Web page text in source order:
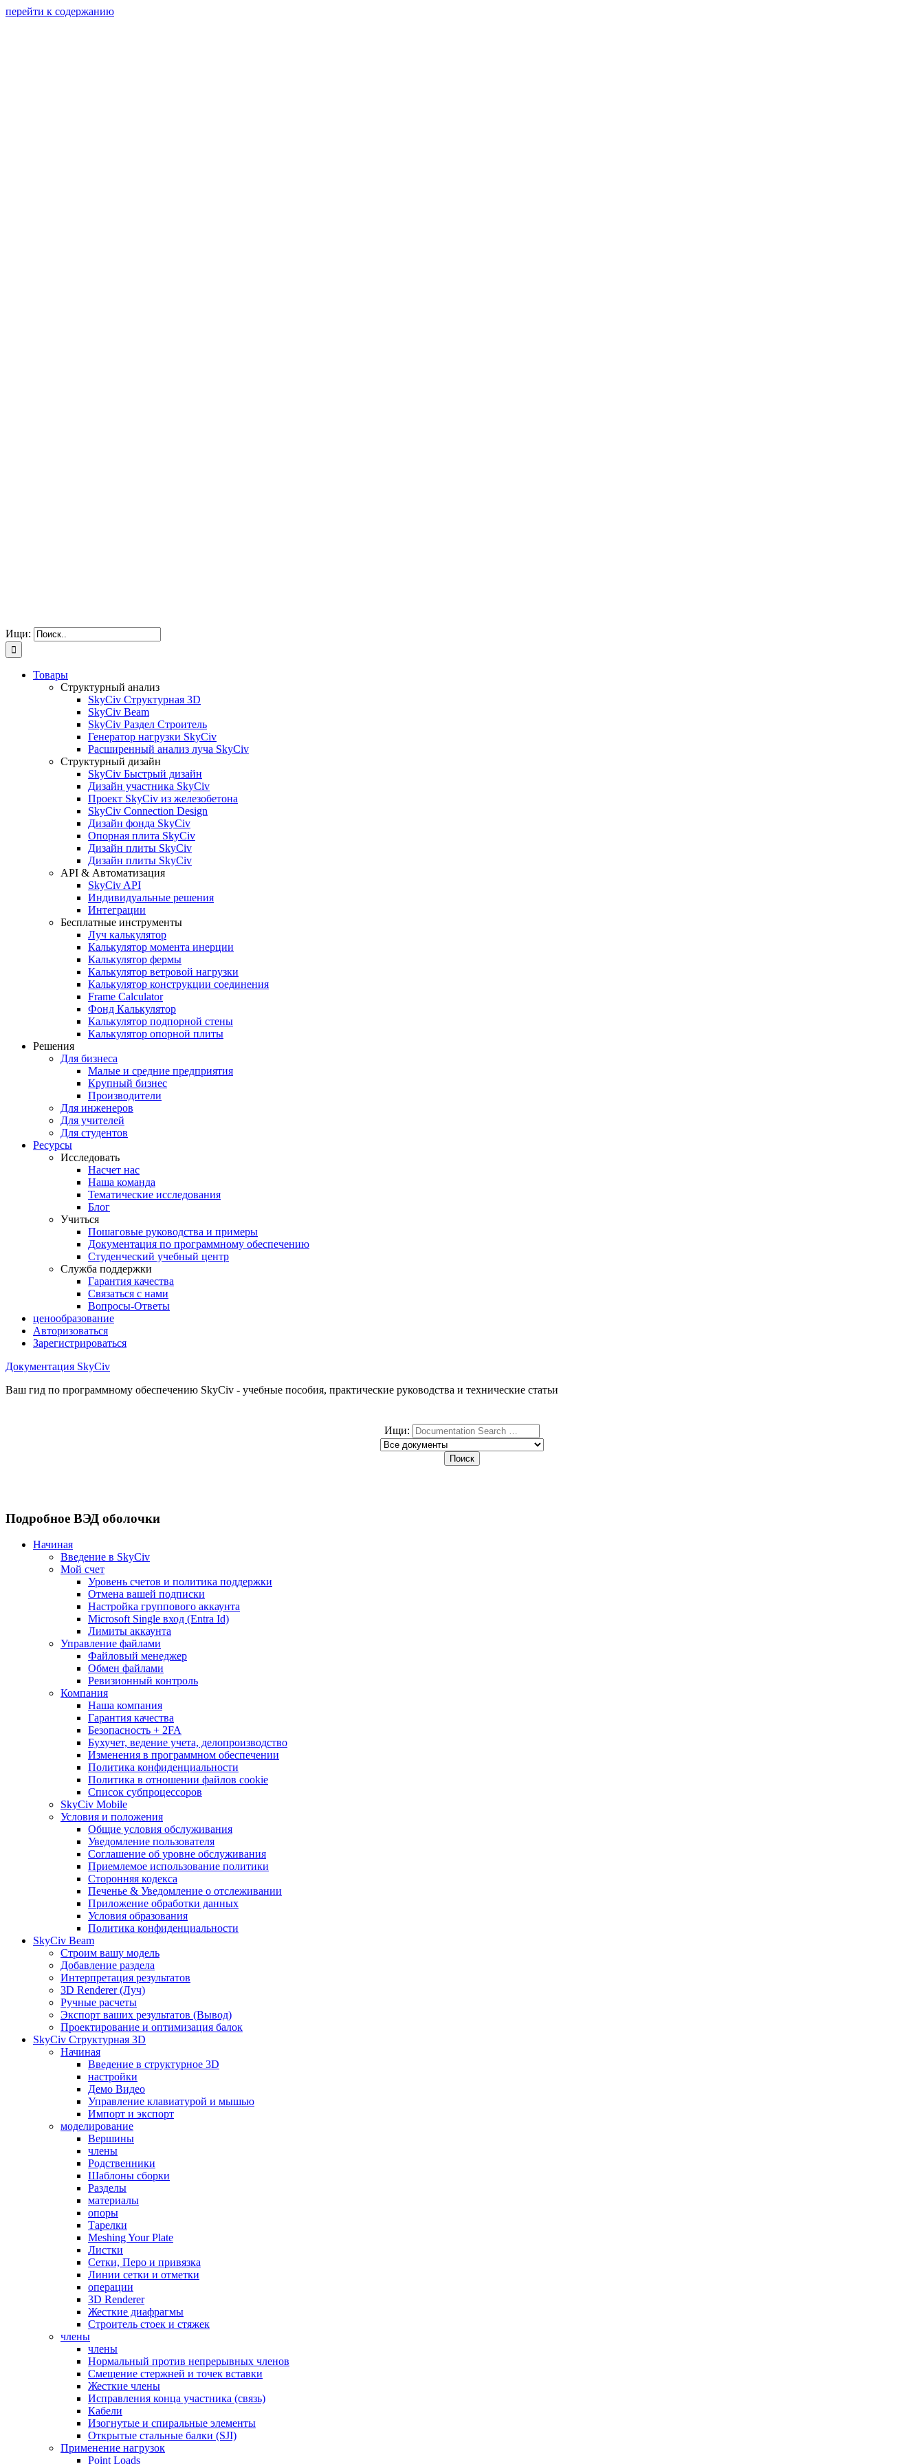
перейти к содержанию
Ищи:
Товары
Структурный анализ
SkyCiv Структурная 3D
SkyCiv Beam
SkyCiv Раздел Строитель
Генератор нагрузки SkyCiv
Расширенный анализ луча SkyCiv
Структурный дизайн
SkyCiv Быстрый дизайн
Дизайн участника SkyCiv
Проект SkyCiv из железобетона
SkyCiv Connection Design
Дизайн фонда SkyCiv
Опорная плита SkyCiv
Дизайн плиты SkyCiv
Дизайн плиты SkyCiv
API & Автоматизация
SkyCiv API
Индивидуальные решения
Интеграции
Бесплатные инструменты
Луч калькулятор
Калькулятор момента инерции
Калькулятор фермы
Калькулятор ветровой нагрузки
Калькулятор конструкции соединения
Frame Calculator
Фонд Калькулятор
Калькулятор подпорной стены
Калькулятор опорной плиты
Решения
Для бизнеса
Малые и средние предприятия
Крупный бизнес
Производители
Для инженеров
Для учителей
Для студентов
Ресурсы
Исследовать
Насчет нас
Наша команда
Тематические исследования
Блог
Учиться
Пошаговые руководства и примеры
Документация по программному обеспечению
Студенческий учебный центр
Служба поддержки
Гарантия качества
Связаться с нами
Вопросы-Ответы
ценообразование
Авторизоваться
Зарегистрироваться
Документация SkyCiv
Ваш гид по программному обеспечению SkyCiv - учебные пособия, практические руководства и технические статьи
Ищи:
Подробное ВЭД оболочки
Начиная
Введение в SkyCiv
Мой счет
Уровень счетов и политика поддержки
Отмена вашей подписки
Настройка группового аккаунта
Microsoft Single вход (Entra Id)
Лимиты аккаунта
Управление файлами
Файловый менеджер
Обмен файлами
Ревизионный контроль
Компания
Наша компания
Гарантия качества
Безопасность + 2FA
Бухучет, ведение учета, делопроизводство
Изменения в программном обеспечении
Политика конфиденциальности
Политика в отношении файлов cookie
Список субпроцессоров
SkyCiv Mobile
Условия и положения
Общие условия обслуживания
Уведомление пользователя
Соглашение об уровне обслуживания
Приемлемое использование политики
Сторонняя кодекса
Печенье & Уведомление о отслеживании
Приложение обработки данных
Условия образования
Политика конфиденциальности
SkyCiv Beam
Строим вашу модель
Добавление раздела
Интерпретация результатов
3D Renderer (Луч)
Ручные расчеты
Экспорт ваших результатов (Вывод)
Проектирование и оптимизация балок
SkyCiv Структурная 3D
Начиная
Введение в структурное 3D
настройки
Демо Видео
Управление клавиатурой и мышью
Импорт и экспорт
моделирование
Вершины
члены
Родственники
Шаблоны сборки
Разделы
материалы
опоры
Тарелки
Meshing Your Plate
Листки
Сетки, Перо и привязка
Линии сетки и отметки
операции
3D Renderer
Жесткие диафрагмы
Строитель стоек и стяжек
члены
члены
Нормальный против непрерывных членов
Смещение стержней и точек вставки
Жесткие члены
Исправления конца участника (связь)
Кабели
Изогнутые и спиральные элементы
Открытые стальные балки (SJI)
Применение нагрузок
Point Loads